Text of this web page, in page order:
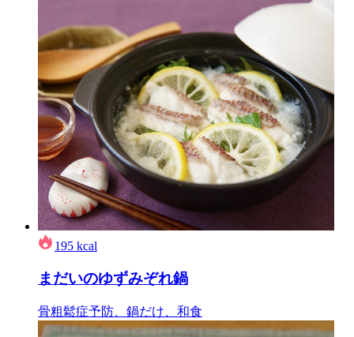
195 kcal
まだいのゆずみぞれ鍋
骨粗鬆症予防、鍋だけ、和食